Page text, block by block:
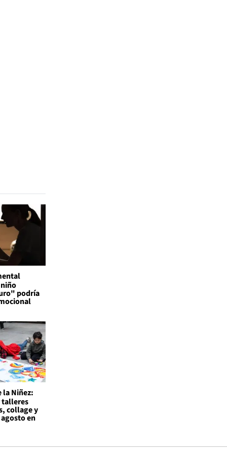
podría
la Niñez:
collage y
en